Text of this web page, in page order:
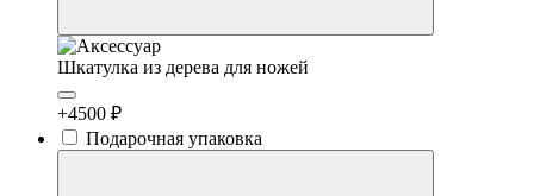
Шкатулка из дерева для ножей
+4500 ₽
Подарочная упаковка